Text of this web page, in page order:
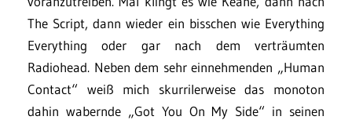
The Script, dann wieder ein bisschen wie Everything
Everything oder gar nach dem verträumten
Radiohead. Neben dem sehr einnehmenden „Human
Contact“ weiß mich skurrilerweise das monoton
dahin wabernde „Got You On My Side“ in seinen